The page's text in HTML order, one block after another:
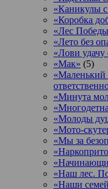
«Каникулы
«Коробка
«Лес
«Лето без
«Лови
«Мак» (5)
«Маленький
«Минута
«Молоды
«Мото-
«Мы за
«Наш лес.
«Наши